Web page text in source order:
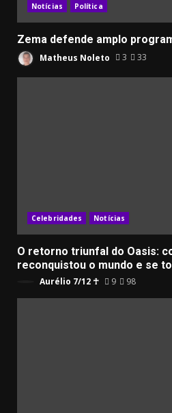
Notícias Política
Zema defende amplo
Matheus Noleto 3 33
Celebridades Notícias
O retorno triunfal do Oasis:
reconquistou o mundo e se
Aurélio 7/12 ☥ 9 98